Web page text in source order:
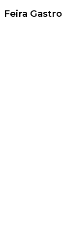
Feira